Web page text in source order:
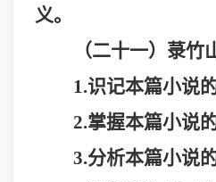
义。
（二十一）菉竹
1.识记本篇小说
2.掌握本篇小说
3.分析本篇小说